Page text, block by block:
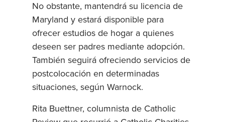
No obstante, mantendrá su licencia de
Maryland y estará disponible para
ofrecer estudios de hogar a quienes
deseen ser padres mediante adopción.
También seguirá ofreciendo servicios de
postcolocación en determinadas
situaciones, según Warnock.
Rita Buettner, columnista de Catholic